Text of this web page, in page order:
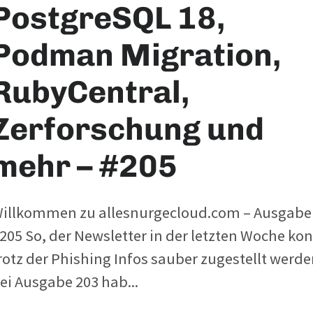
18,
Migration,
und
– #205
zu allesnurgecloud.com – Ausgabe
So, der Newsletter in der letzten Woche
der Phishing Infos sauber zugestellt
Ausgabe 203 hab...